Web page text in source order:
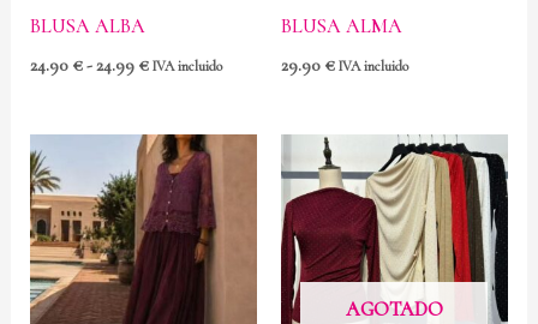
BLUSA ALBA
24.90 €-24.99 € IVA incluido
BLUSA ALMA
29.90 € IVA incluido
AGOTADO